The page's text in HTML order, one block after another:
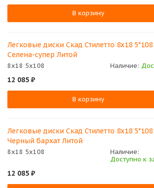
В корзину
Легковые диски Скад Стилетто 8x18 5*108
Селена-супер Литой
8x18 5x108 Наличие:
12 085 ₽
В корзину
Легковые диски Скад Стилетто 8x18 5*108
Черный бархат Литой
8x18 5x108
Наличие:
Доступно к
12 085 ₽